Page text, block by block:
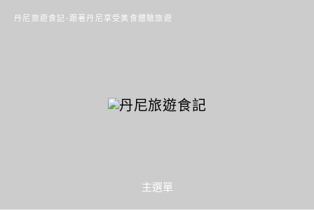
丹尼旅遊食記-跟著丹尼享受美食體驗旅遊
主選單